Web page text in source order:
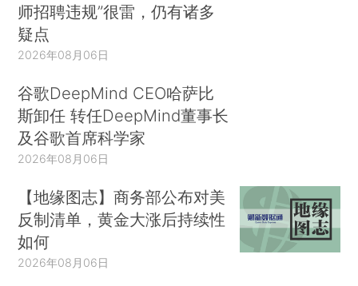
师招聘违规”很雷，仍有诸多
疑点
2026年08月06日
谷歌DeepMind CEO哈萨比
斯卸任 转任DeepMind董事长
及谷歌首席科学家
2026年08月06日
【地缘图志】商务部公布对美
反制清单，黄金大涨后持续性
如何
2026年08月06日